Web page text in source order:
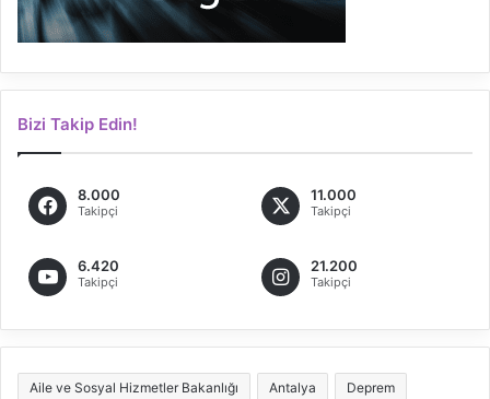
Bizi Takip Edin!
8.000
Takipçi
11.000
Takipçi
6.420
Takipçi
21.200
Takipçi
Aile ve Sosyal Hizmetler Bakanlığı Antalya Deprem